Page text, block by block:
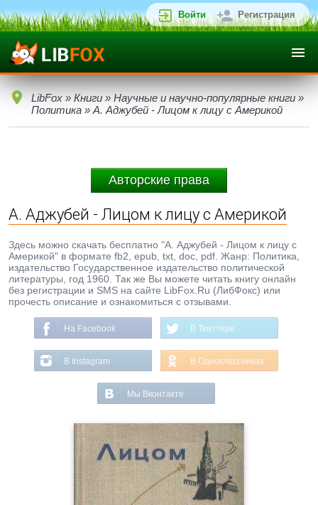
Войти Регистрация
LibFox » Книги » Научные и научно-популярные книги »
Политика » А. Аджубей - Лицом к лицу с Америкой
Авторские права
А. Аджубей - Лицом к лицу с Америкой
Здесь можно скачать бесплатно "А. Аджубей - Лицом к лицу с
Америкой" в формате fb2, epub, txt, doc, pdf. Жанр: Политика,
издательство Государственное издательство политической
литературы, год 1960. Так же Вы можете читать книгу онлайн
без регистрации и SMS на сайте LibFox.Ru (ЛибФокс) или
прочесть описание и ознакомиться с отзывами.
На Facebook В Твиттере
В Instagram В Одноклассниках
Мы Вконтакте